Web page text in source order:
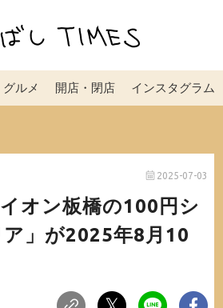
グルメ 開店・閉店 インスタグラム
2025-07-03
イオン板橋の100円シ
」が2025年8月10